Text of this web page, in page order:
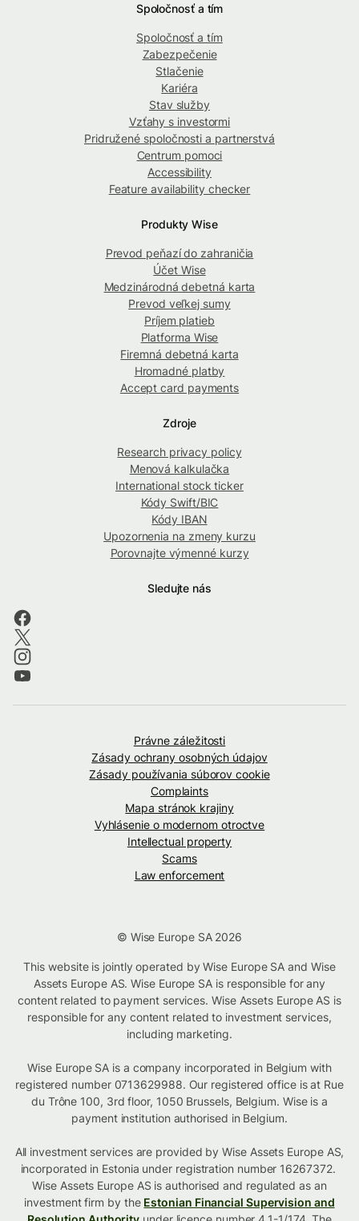
Spoločnosť a tím
Spoločnosť a tím
Zabezpečenie
Stlačenie
Kariéra
Stav služby
Vzťahy s investormi
Pridružené spoločnosti a partnerstvá
Centrum pomoci
Accessibility
Feature availability checker
Produkty Wise
Prevod peňazí do zahraničia
Účet Wise
Medzinárodná debetná karta
Prevod veľkej sumy
Príjem platieb
Platforma Wise
Firemná debetná karta
Hromadné platby
Accept card payments
Zdroje
Research privacy policy
Menová kalkulačka
International stock ticker
Kódy Swift/BIC
Kódy IBAN
Upozornenia na zmeny kurzu
Porovnajte výmenné kurzy
Sledujte nás
Právne záležitosti
Zásady ochrany osobných údajov
Zásady používania súborov cookie
Complaints
Mapa stránok krajiny
Vyhlásenie o modernom otroctve
Intellectual property
Scams
Law enforcement
© Wise Europe SA 2026
This website is jointly operated by Wise Europe SA and Wise
Assets Europe AS. Wise Europe SA is responsible for any
content related to payment services. Wise Assets Europe AS is
responsible for any content related to investment services,
including marketing.
Wise Europe SA is a company incorporated in Belgium with
registered number 0713629988. Our registered office is at Rue
du Trône 100, 3rd floor, 1050 Brussels, Belgium. Wise is a
payment institution authorised in Belgium.
All investment services are provided by Wise Assets Europe AS,
incorporated in Estonia under registration number 16267372.
Wise Assets Europe AS is authorised and regulated as an
investment firm by the Estonian Financial Supervision and